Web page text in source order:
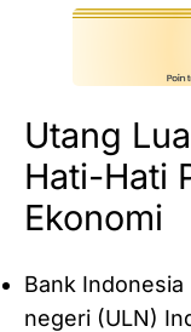
Utang
Hati-Hati
Ekonomi
Bank
negeri (ULN)